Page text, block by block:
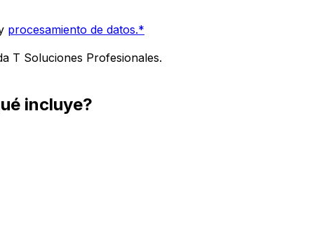
procesamiento de datos.*
T Soluciones Profesionales.
incluye?